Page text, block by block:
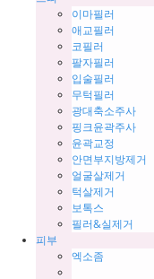
이마필러
애교필러
코필러
팔자필러
입술필러
무턱필러
광대축소주사
핑크윤곽주사
윤곽교정
안면부지방제거
얼굴살제거
턱살제거
보톡스
필러&실제거
피부
엑소좀